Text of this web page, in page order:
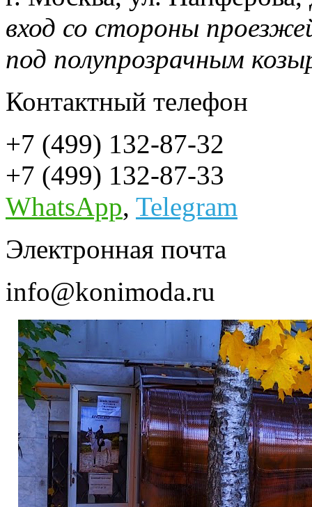
вход со стороны
под полупрозрачным
Контактный телефон
+7 (499) 132-87-32
+7 (499) 132-87-33
WhatsApp, Telegram
Электронная почта
info@konimoda.ru